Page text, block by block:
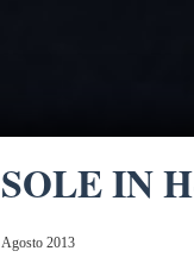
SOLE IN
Agosto 2013